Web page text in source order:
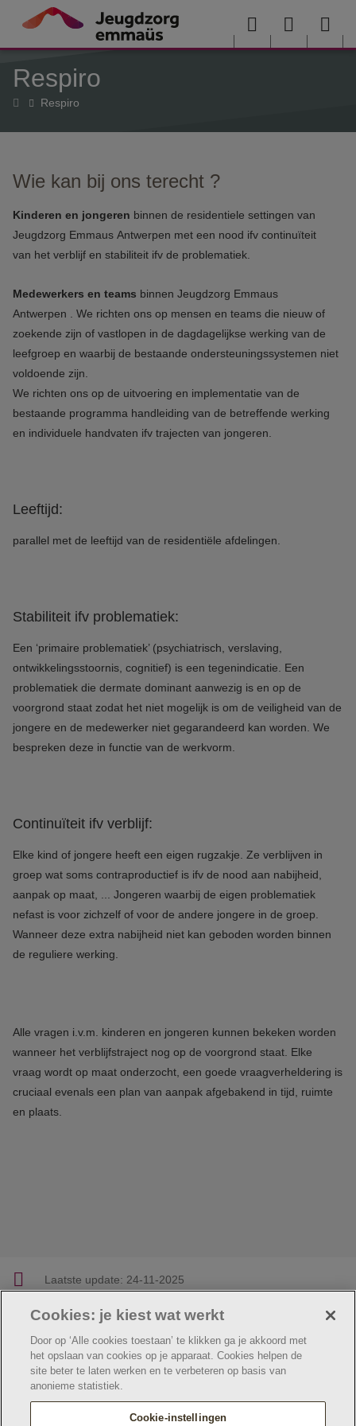
Overslaan en naar de inhoud gaan
Menu User
Respiro
HomeRespiro
Wie kan bij ons terecht ?
Kinderen en jongeren binnen de residentiele settingen van
Jeugdzorg Emmaus Antwerpen met een nood ifv continuïteit
van het verblijf en stabiliteit ifv de problematiek.
Medewerkers en teams binnen Jeugdzorg Emmaus
Antwerpen . We richten ons op mensen en teams die nieuw of
zoekende zijn of vastlopen in de dagdagelijkse werking van de
leefgroep en waarbij de bestaande ondersteuningssystemen niet
voldoende zijn.
We richten ons op de uitvoering en implementatie van de
bestaande programma handleiding van de betreffende werking
en individuele handvaten ifv trajecten van jongeren.
Leeftijd:
parallel met de leeftijd van de residentiële afdelingen.
Stabiliteit ifv problematiek:
Een ‘primaire problematiek’ (psychiatrisch, verslaving,
ontwikkelingsstoornis, cognitief) is een tegenindicatie. Een
problematiek die dermate dominant aanwezig is en op de
voorgrond staat zodat het niet mogelijk is om de veiligheid van de
jongere en de medewerker niet gegarandeerd kan worden. We
bespreken deze in functie van de werkvorm.
Continuïteit ifv verblijf:
Elke kind of jongere heeft een eigen rugzakje. Ze verblijven in
groep wat soms contraproductief is ifv de nood aan nabijheid,
aanpak op maat, ... Jongeren waarbij de eigen problematiek
nefast is voor zichzelf of voor de andere jongere in de groep.
Wanneer deze extra nabijheid niet kan geboden worden binnen
de reguliere werking.
Alle vragen i.v.m. kinderen en jongeren kunnen bekeken worden
wanneer het verblijfstraject nog op de voorgrond staat. Elke
vraag wordt op maat onderzocht, een goede vraagverheldering is
cruciaal evenals een plan van aanpak afgebakend in tijd, ruimte
en plaats.
Laatste update: 24-11-2025
© Jeugdzorg Emmaüs
Cookie verklaring
Privacybeleid
Webtoegankelijkheidsverklaring
Cookies: je kiest wat werkt
Door op ‘Alle cookies toestaan’ te klikken ga je akkoord met
het opslaan van cookies op je apparaat. Cookies helpen de
site beter te laten werken en te verbeteren op basis van
anonieme statistiek.
Cookie-instellingen